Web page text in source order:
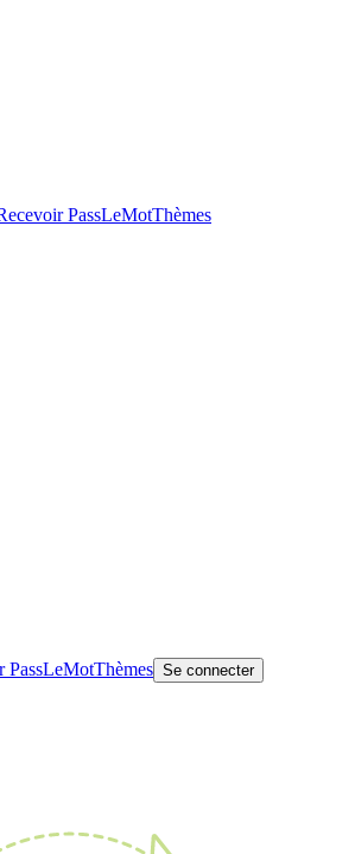
PassLeMotThèmes
PassLeMotThèmes Se connecter